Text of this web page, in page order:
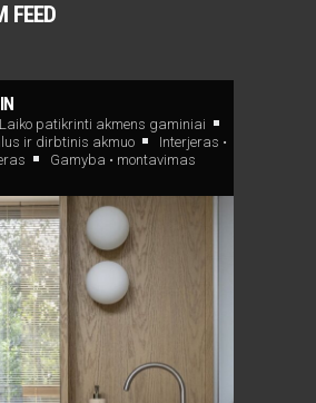
FEED
patikrinti akmens gaminiai
ir dirbtinis akmuo
Interjeras •
Gamyba • montavimas